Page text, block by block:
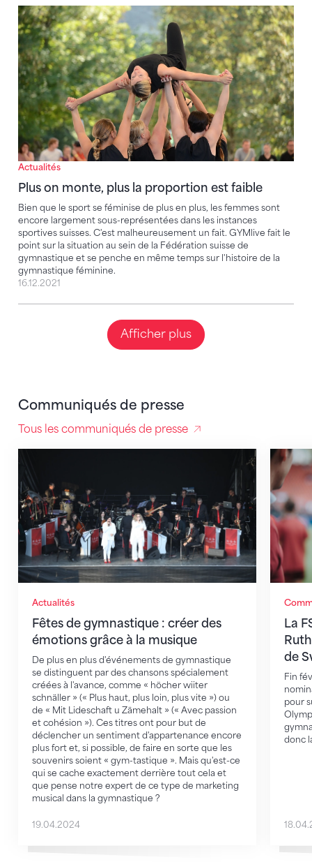
Actualités
Plus on monte, plus la proportion est faible
Bien que le sport se féminise de plus en plus, les femmes sont
encore largement sous-représentées dans les instances
sportives suisses. C'est malheureusement un fait. GYMlive fait le
point sur la situation au sein de la Fédération suisse de
gymnastique et se penche en même temps sur l'histoire de la
gymnastique féminine.
Plus on monte, plus la proportion est faible
16.12.2021
Afficher plus
Communiqués de presse
Tous les communiqués de presse
Actualités
Fêtes de gymnastique : créer des
émotions grâce à la musique
De plus en plus d'événements de gymnastique
se distinguent par des chansons spécialement
créées à l'avance, comme « höcher wiiter
schnäller » (« Plus haut, plus loin, plus vite ») ou
de « Mit Lideschaft u Zämehalt » (« Avec passion
et cohésion »). Ces titres ont pour but de
déclencher un sentiment d'appartenance encore
plus fort et, si possible, de faire en sorte que les
souvenirs soient « gym-tastique ». Mais qu'est-ce
qui se cache exactement derrière tout cela et
que pense notre expert de ce type de marketing
musical dans la gymnastique ?
Fêtes de gymnastique : créer des émotions grâce à
19.04.2024
La
de
Fin
pour
donc
La